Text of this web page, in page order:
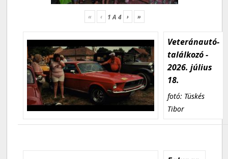
« ‹ 1A 4 › »
Veteránautó-
találkozó -
2026. július
18.
fotó: Tüskés
Tibor